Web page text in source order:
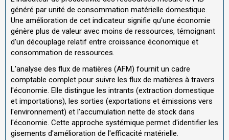
généré par unité de consommation matérielle domestique.
Une amélioration de cet indicateur signifie qu'une économie
génère plus de valeur avec moins de ressources, témoignant
d'un découplage relatif entre croissance économique et
consommation de ressources.
L'analyse des flux de matières (AFM) fournit un cadre
comptable complet pour suivre les flux de matières à travers
l'économie. Elle distingue les intrants (extraction domestique
et importations), les sorties (exportations et émissions vers
l'environnement) et l'accumulation nette de stock dans
l'économie. Cette approche systémique permet d'identifier les
gisements d'amélioration de l'efficacité matérielle.